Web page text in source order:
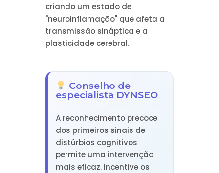
criando um estado de
"neuroinflamação" que afeta a
transmissão sináptica e a
plasticidade cerebral.
Conselho de
especialista DYNSEO
A reconhecimento precoce
dos primeiros sinais de
distúrbios cognitivos
permite uma intervenção
mais eficaz. Incentive os